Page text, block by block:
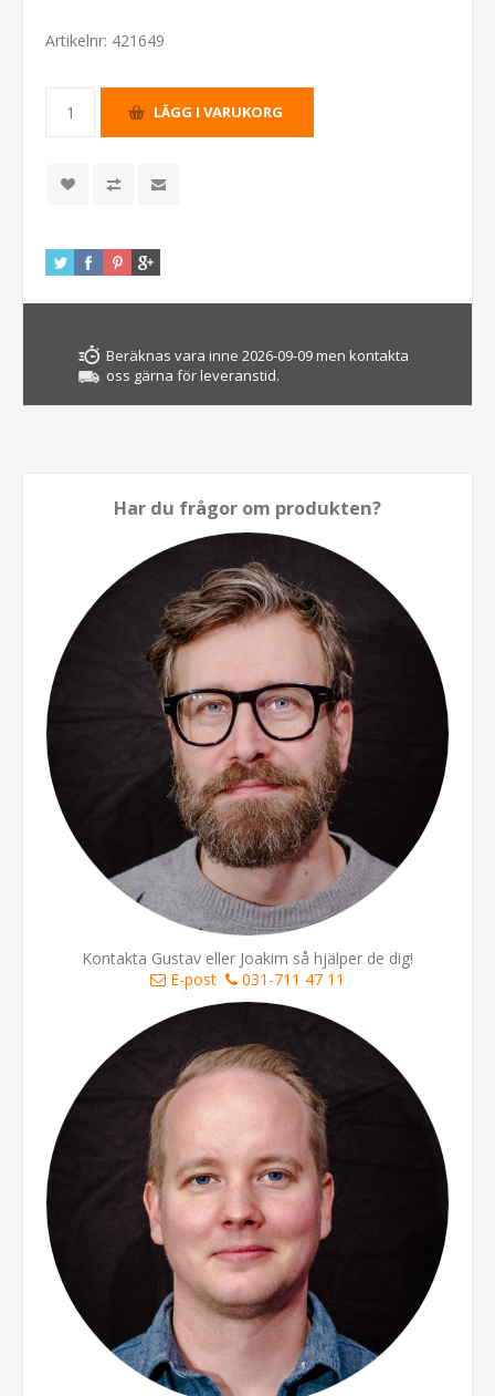
Artikelnr: 421649
Beräknas vara inne 2026-09-09 men kontakta
oss gärna för leveranstid.
Har du frågor om produkten?
Kontakta Gustav eller Joakim så hjälper de dig!
E-post
031-711 47 11